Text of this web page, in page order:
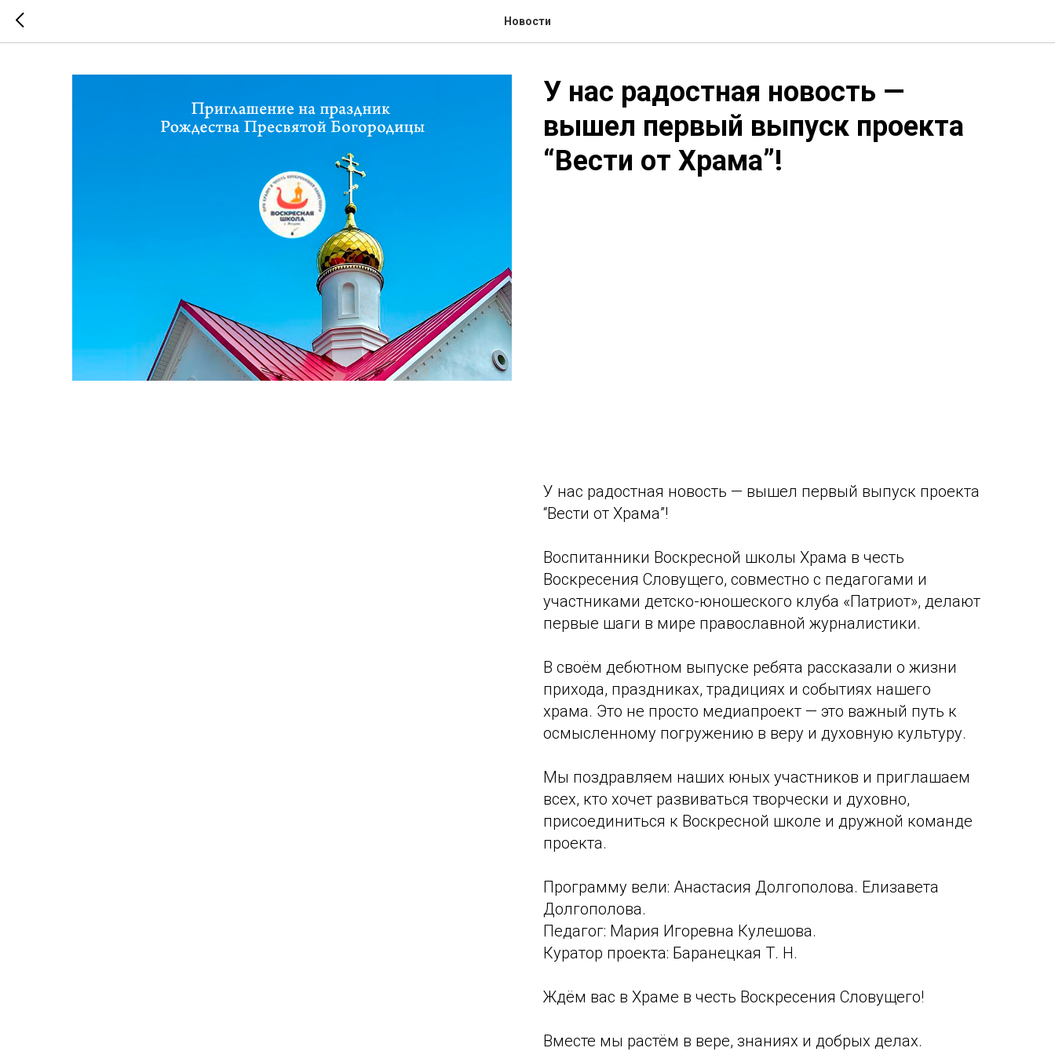
Новости
У нас радостная новость —
вышел первый выпуск проекта
“Вести от Храма”!
У нас радостная новость — вышел первый выпуск проекта
“Вести от Храма”!
Воспитанники Воскресной школы Храма в честь
Воскресения Словущего, совместно с педагогами и
участниками детско-юношеского клуба «Патриот», делают
первые шаги в мире православной журналистики.
В своём дебютном выпуске ребята рассказали о жизни
прихода, праздниках, традициях и событиях нашего
храма. Это не просто медиапроект — это важный путь к
осмысленному погружению в веру и духовную культуру.
Мы поздравляем наших юных участников и приглашаем
всех, кто хочет развиваться творчески и духовно,
присоединиться к Воскресной школе и дружной команде
проекта.
Программу вели: Анастасия Долгополова. Елизавета
Долгополова.
Педагог: Мария Игоревна Кулешова.
Куратор проекта: Баранецкая Т. Н.
Ждём вас в Храме в честь Воскресения Словущего!
Вместе мы растём в вере, знаниях и добрых делах.